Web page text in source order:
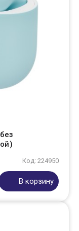
Код: 224950
В корзину